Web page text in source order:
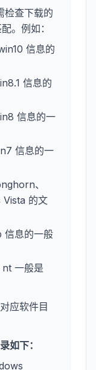
检查下载的
。例如：
信息的
信息的
信息的一
信息的一
、
Vista 的文
信息的一般
nt 一般是
应软件目
如下：